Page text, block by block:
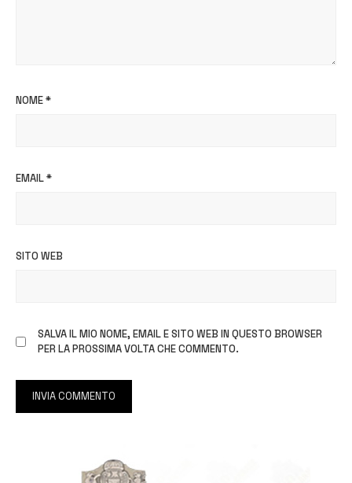
NOME*
EMAIL*
SITO WEB
SALVA IL MIO NOME, EMAIL E SITO WEB IN QUESTO BROWSER
PER LA PROSSIMA VOLTA CHE COMMENTO.